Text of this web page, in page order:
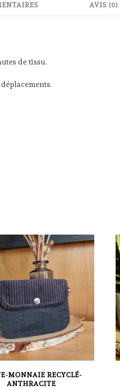
AVIS (0)
de tissu.
MONNAIE RECYCLÉ-
ANTHRACITE